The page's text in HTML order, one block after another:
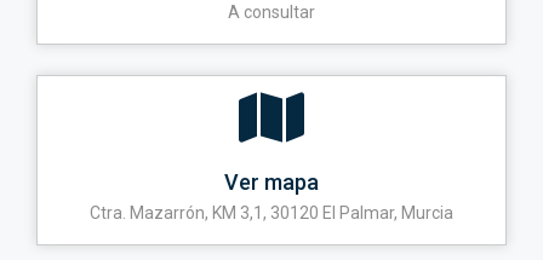
A consultar
Ver mapa
Ctra. Mazarrón, KM 3,1, 30120 El Palmar, Murcia